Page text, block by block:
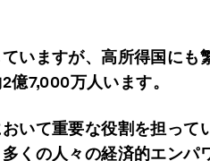
いますが、高所得国にも
億7,000万人います。
いて重要な役割を担って
くの人々の経済的エンパ